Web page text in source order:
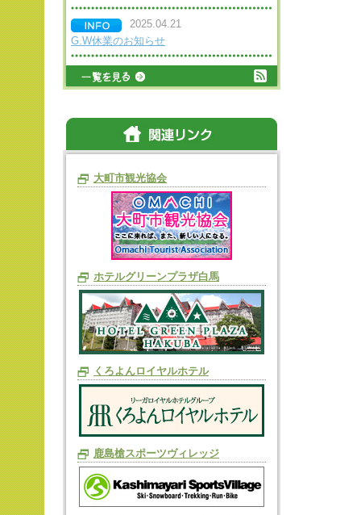
2025.04.21
G.W休業のお知らせ
大町市観光協会
ホテルグリーンプラザ白馬
くろよんロイヤルホテル
鹿島槍スポーツヴィレッジ